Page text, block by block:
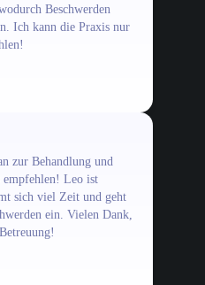
Beschwerden
Ich kann die Praxis nur
zur Behandlung und
empfehlen! Leo ist
sich viel Zeit und geht
ein. Vielen Dank,